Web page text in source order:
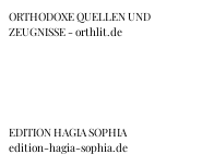
ORTHODOXE QUELLEN UND
ZEUGNISSE - orthlit.de
EDITION HAGIA SOPHIA
edition-hagia-sophia.de